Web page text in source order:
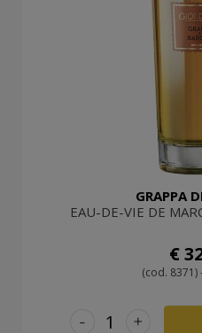
GRAPPA
EAU-DE-VIE DE
€
(cod. 8371)
+
-